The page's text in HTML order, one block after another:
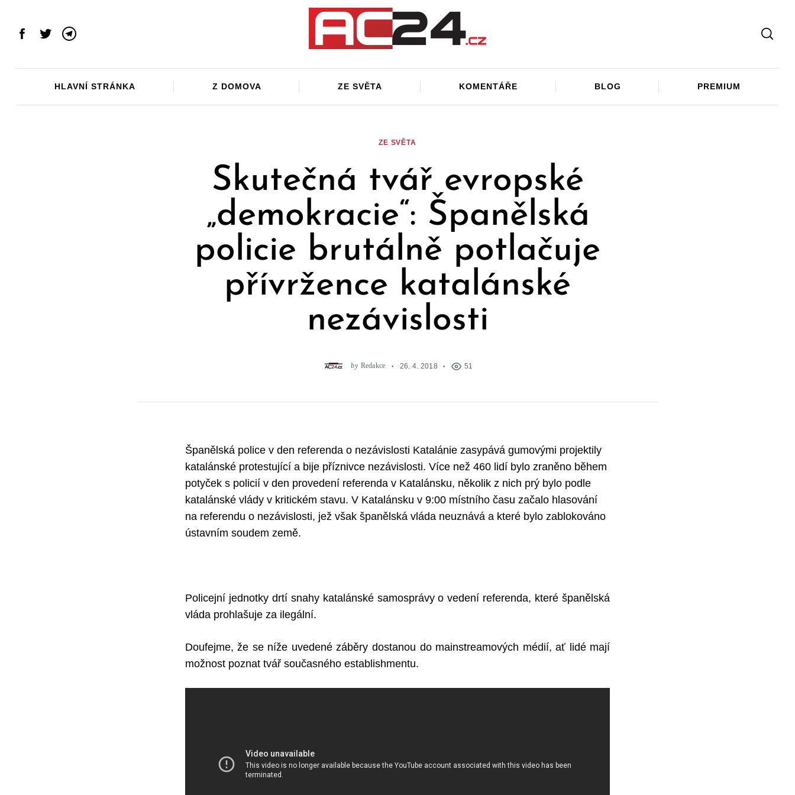
contentFacebook
TwitterTelegram
HLAVNÍ STRÁNKA Z DOMOVA ZE SVĚTA KOMENTÁŘE BLOG PREMIUM
ZE SVĚTA
Skutečná tvář evropské
„demokracie“: Španělská
policie brutálně potlačuje
přívržence katalánské
nezávislosti
by Redakce 26. 4. 2018 51
Španělská police v den referenda o nezávislosti Katalánie zasypává gumovými projektily
katalánské protestující a bije příznivce nezávislosti. Více než 460 lidí bylo zraněno během
potyček s policií v den provedení referenda v Katalánsku, několik z nich prý bylo podle
katalánské vlády v kritickém stavu. V Katalánsku v 9:00 místního času začalo hlasování
na referendu o nezávislosti, jež však španělská vláda neuznává a které bylo zablokováno
ústavním soudem země.
Policejní jednotky drtí snahy katalánské samosprávy o vedení referenda, které španělská
vláda prohlašuje za ilegální.
Doufejme, že se níže uvedené záběry dostanou do mainstreamových médií, ať lidé mají
možnost poznat tvář současného establishmentu.